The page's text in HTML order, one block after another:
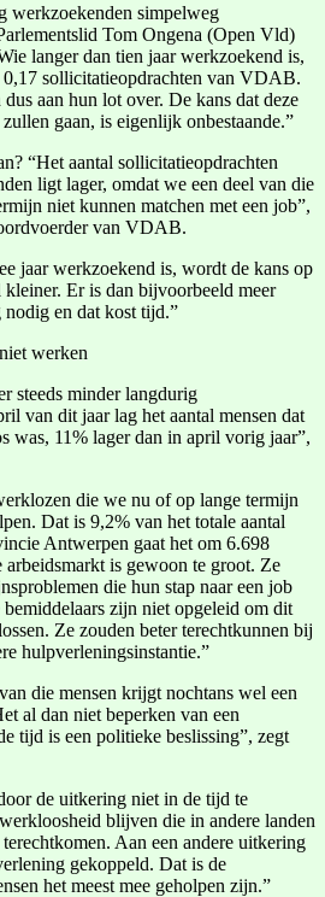
simpelweg
Tom Ongena (Open Vld)
langer dan tien jaar werkzoekend is,
sollicitatieopdrachten van VDAB.
aan hun lot over. De kans dat deze
gaan, is eigenlijk onbestaande.”
“Het aantal sollicitatieopdrachten
ligt lager, omdat we een deel van die
niet kunnen matchen met een job”,
van VDAB.
jaar werkzoekend is, wordt de kans op
kleiner. Er is dan bijvoorbeeld meer
en dat kost tijd.”
werken
steeds minder langdurig
van dit jaar lag het aantal mensen dat
was, 11% lager dan in april vorig jaar”,
die we nu of op lange termijn
Dat is 9,2% van het totale aantal
Antwerpen gaat het om 6.698
arbeidsmarkt is gewoon te groot. Ze
die hun stap naar een job
zijn niet opgeleid om dit
Ze zouden beter terechtkunnen bij
hulpverleningsinstantie.”
die mensen krijgt nochtans wel een
al dan niet beperken van een
tijd is een politieke beslissing”, zegt
de uitkering niet in de tijd te
blijven die in andere landen
Aan een andere uitkering
gekoppeld. Dat is de
het meest mee geholpen zijn.”